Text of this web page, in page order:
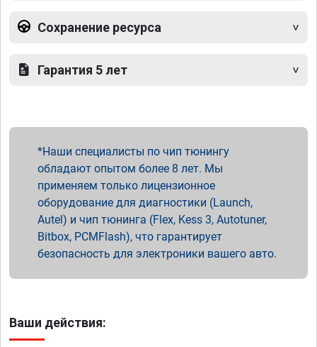
Сохранение ресурса
Гарантия 5 лет
Наши специалисты по чип тюнингу
обладают опытом более 8 лет. Мы
применяем только лицензионное
оборудование для диагностики (Launch,
Autel) и чип тюнинга (Flex, Kess 3, Autotuner,
Bitbox, PCMFlash), что гарантирует
безопасность для электроники вашего авто.
Ваши действия: